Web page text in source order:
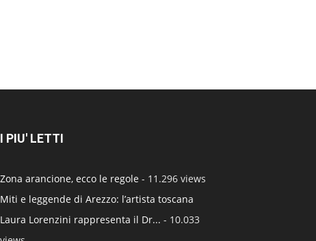
I PIU' LETTI
Zona arancione, ecco le regole - 11.296 views
Miti e leggende di Arezzo: l’artista toscana
Laura Lorenzini rappresenta il Dr... - 10.033